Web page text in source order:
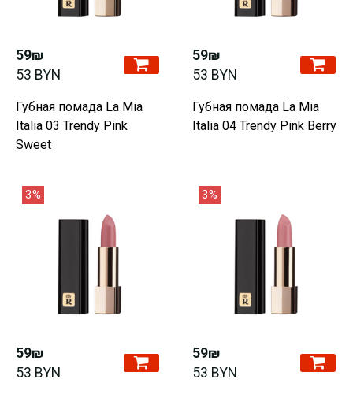
59₪
53 BYN
Губная помада La Mia
Italia 03 Trendy Pink
Sweet
59₪
53 BYN
Губная помада La Mia
Italia 04 Trendy Pink Berry
3%
59₪
53 BYN
3%
59₪
53 BYN